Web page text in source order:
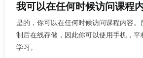
我可以在任何时候访问课程
是的，你可以在任何时候访问课程内容
制后在线存储，因此你可以使用手机，
学习。